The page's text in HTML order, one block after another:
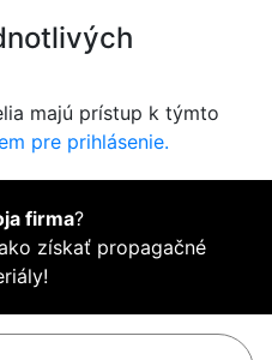
majú prístup k týmto
pre prihlásenie.
firma?
získať propagačné